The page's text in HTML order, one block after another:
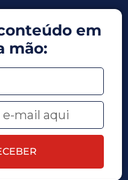
em
mão: